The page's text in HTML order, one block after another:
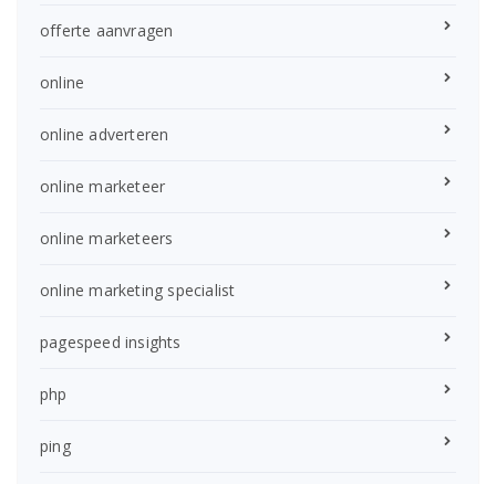
offerte aanvragen
online
online adverteren
online marketeer
online marketeers
online marketing specialist
pagespeed insights
php
ping